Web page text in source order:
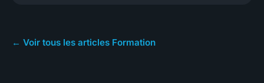
← Voir tous les articles Formation